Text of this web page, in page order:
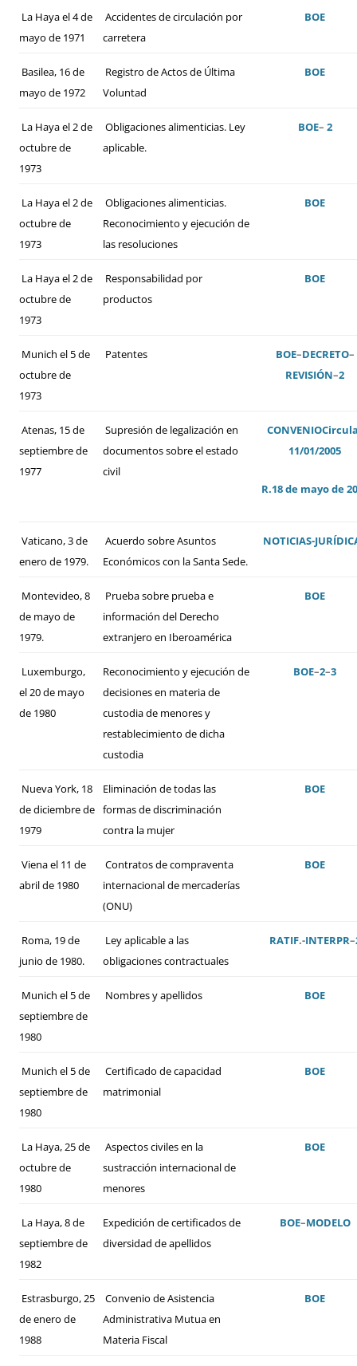
La Haya el 4 de
mayo de 1971
Accidentes de circulación por
carretera
BOE
Basilea, 16 de
mayo de 1972
Registro de Actos de Última
Voluntad
BOE
La Haya el 2 de
octubre de
1973
Obligaciones alimenticias. Ley
aplicable.
BOE– 2
La Haya el 2 de
octubre de
1973
Obligaciones alimenticias.
Reconocimiento y ejecución de
las resoluciones
BOE
La Haya el 2 de
octubre de
1973
Responsabilidad por
productos
BOE
Munich el 5 de
octubre de
1973
Patentes BOE–DECRETO–
REVISIÓN–2
Atenas, 15 de
septiembre de
1977
Supresión de legalización en
documentos sobre el estado
civil
CONVENIO
11/01/2005
R.18 de mayo de
Vaticano, 3 de
enero de 1979.
Acuerdo sobre Asuntos
Económicos con la Santa Sede.
NOTICIAS-
Montevideo, 8
de mayo de
1979.
Prueba sobre prueba e
información del Derecho
extranjero en Iberoamérica
BOE
Luxemburgo,
el 20 de mayo
de 1980
Reconocimiento y ejecución de
decisiones en materia de
custodia de menores y
restablecimiento de dicha
custodia
BOE–2–3
Nueva York, 18
de diciembre de
1979
Eliminación de todas las
formas de discriminación
contra la mujer
BOE
Viena el 11 de
abril de 1980
Contratos de compraventa
internacional de mercaderías
(ONU)
BOE
Roma, 19 de
junio de 1980.
Ley aplicable a las
obligaciones contractuales
RATIF.-INTERPR–
Munich el 5 de
septiembre de
1980
Nombres y apellidos BOE
Munich el 5 de
septiembre de
1980
Certificado de capacidad
matrimonial
BOE
La Haya, 25 de
octubre de
1980
Aspectos civiles en la
sustracción internacional de
menores
BOE
La Haya, 8 de
septiembre de
1982
Expedición de certificados de
diversidad de apellidos
BOE–MODELO
Estrasburgo, 25
de enero de
1988
Convenio de Asistencia
Administrativa Mutua en
Materia Fiscal
BOE